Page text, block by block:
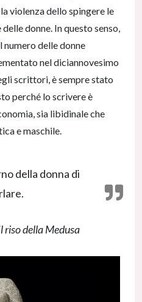
violenza dello spingere le
donne. In questo senso,
delle donne
nel diciannovesimo
scrittori, è sempre stato
perché lo scrivere è
sia libidinale che
e maschile.
della donna di
riso della Medusa